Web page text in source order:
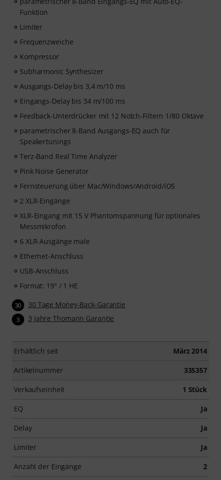
Funktion
Limiter
Frequenzweiche
Kompressor
Subharmonic Synthesizer
Ausgangs-Delay bis 3,4 m/10 ms
Eingangs-Delay bis 34 m/100 ms
Feedback-Unterdrücker mit 12 Notch-Filtern 1/80 Oktave
parametrischer 8-Band Ausgangs-EQ auch für
Speakertunings
Terz-Band Real Time Analyzer
Pink Noise Generator
Fernsteuerung über Mac/Windows/Android/iOS
2 XLR-Eingänge
XLR-Eingang mit 15 V Phantomspannung für optionales
Messmikrofon
6 XLR-Ausgänge male
Ethernet-Anschluss
USB-Anschluss
Format: 19" / 1 HE
30 30 Tage Money-Back-Garantie
3 3 Jahre Thomann Garantie
Erhältlich seit März 2014
Artikelnummer 335357
Verkaufseinheit 1 Stück
EQ Ja
Delay Ja
Limiter Ja
Anzahl der Eingänge 2